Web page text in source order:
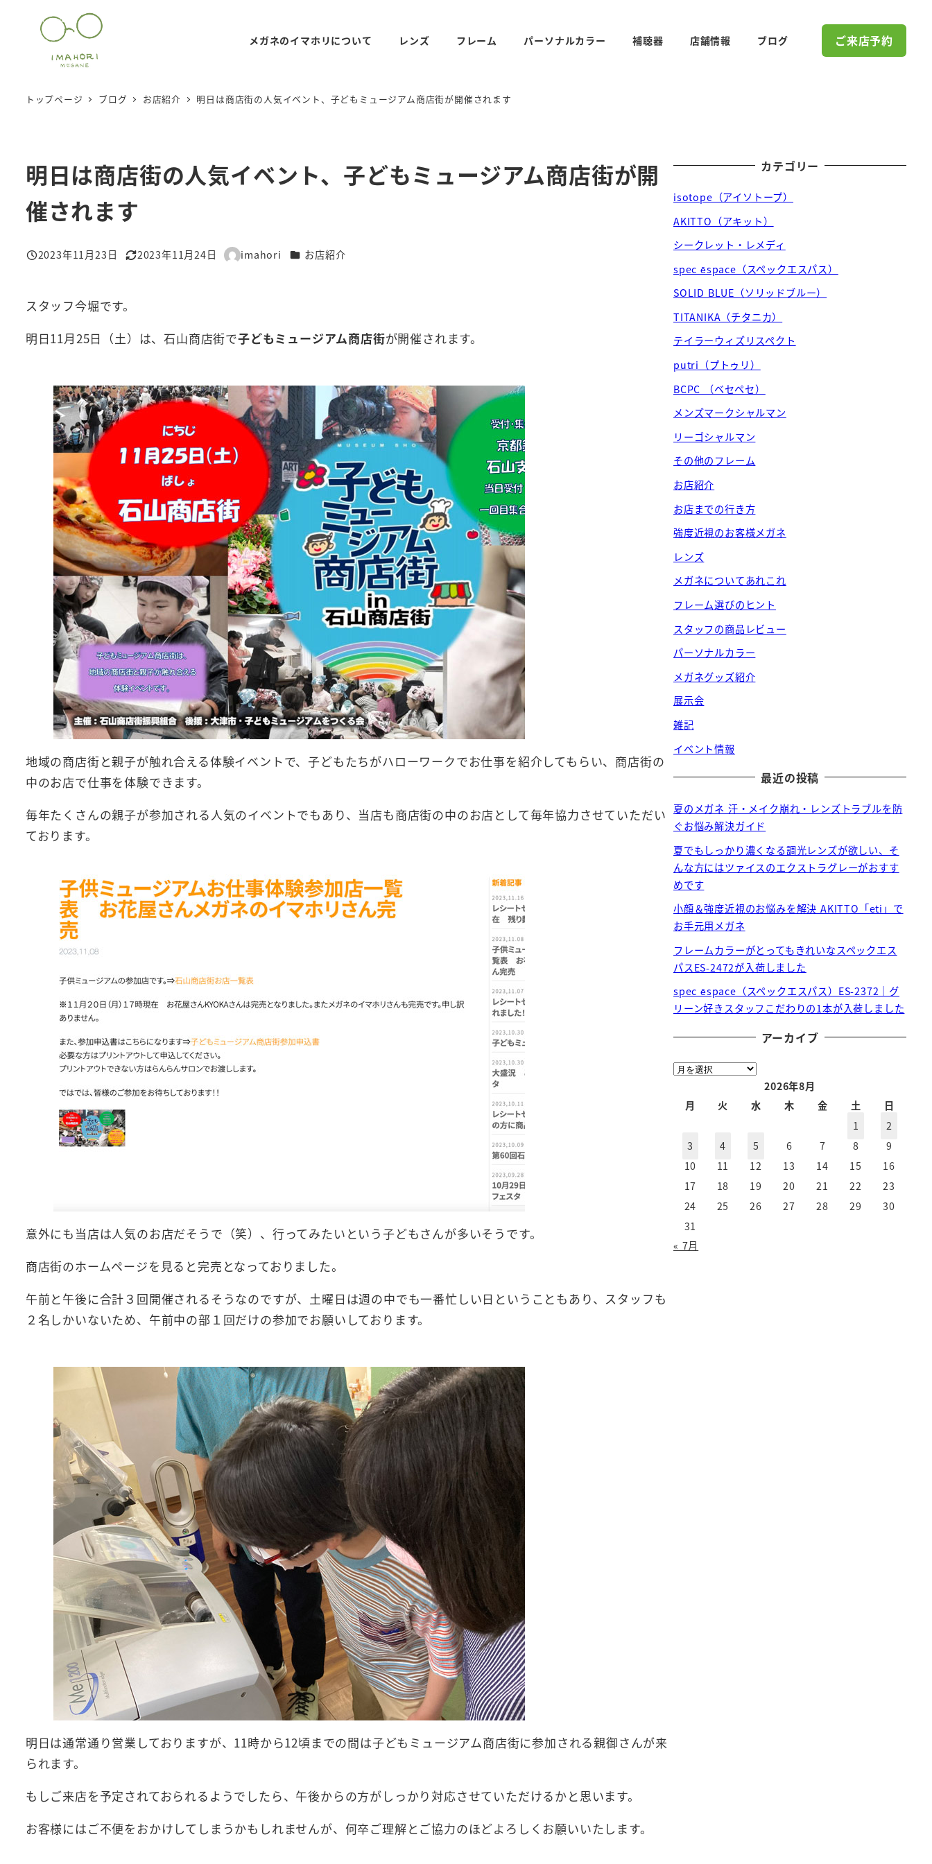
メガネのイマホリについて レンズ フレーム パーソナルカラー 補聴器 店舗情報 ブログ ご来店予約
トップページ ブログ お店紹介 明日は商店街の人気イベント、子どもミュージアム商店街が開催されます
明日は商店街の人気イベント、子どもミュージアム商店街が開
催されます
投稿日
2023年11月23日
更新日
2023年11月24日
著
imahori カテゴリー
お店紹介
スタッフ今堀です。
明日11月25日（土）は、石山商店街で子どもミュージアム商店街が開催されます。
地域の商店街と親子が触れ合える体験イベントで、子どもたちがハローワークでお仕事を紹介してもらい、商店街の
中のお店で仕事を体験できます。
毎年たくさんの親子が参加される人気のイベントでもあり、当店も商店街の中のお店として毎年協力させていただい
ております。
意外にも当店は人気のお店だそうで（笑）、行ってみたいという子どもさんが多いそうです。
商店街のホームページを見ると完売となっておりました。
午前と午後に合計３回開催されるそうなのですが、土曜日は週の中でも一番忙しい日ということもあり、スタッフも
２名しかいないため、午前中の部１回だけの参加でお願いしております。
明日は通常通り営業しておりますが、11時から12頃までの間は子どもミュージアム商店街に参加される親御さんが来
られます。
もしご来店を予定されておられるようでしたら、午後からの方がしっかり対応させていただけるかと思います。
お客様にはご不便をおかけしてしまうかもしれませんが、何卒ご理解とご協力のほどよろしくお願いいたします。
カテゴリー
isotope（アイソトープ）
AKITTO（アキット）
シークレット・レメディ
spec ēspace（スペックエスパス）
SOLID BLUE（ソリッドブルー）
TITANIKA（チタニカ）
テイラーウィズリスペクト
putri（プトゥリ）
BCPC （ベセペセ）
メンズマークシャルマン
リーゴシャルマン
その他のフレーム
お店紹介
お店までの行き方
強度近視のお客様メガネ
レンズ
メガネについてあれこれ
フレーム選びのヒント
スタッフの商品レビュー
パーソナルカラー
メガネグッズ紹介
展示会
雑記
イベント情報
最近の投稿
夏のメガネ 汗・メイク崩れ・レンズトラブルを防
ぐお悩み解決ガイド
夏でもしっかり濃くなる調光レンズが欲しい、そ
んな方にはツァイスのエクストラグレーがおすす
めです
小顔＆強度近視のお悩みを解決 AKITTO「eti」で
お手元用メガネ
フレームカラーがとってもきれいなスペックエス
パスES-2472が入荷しました
spec ēspace（スペックエスパス）ES-2372｜グ
リーン好きスタッフこだわりの1本が入荷しました
アーカイブ
ア
2026年8月
月
火 水 木 金 土
日
1
2
3
4 5 6 7 8
9
10
11 12 13 14 15
16
17
18 19 20 21 22
23
24
25 26 27 28 29
30
31
« 7月